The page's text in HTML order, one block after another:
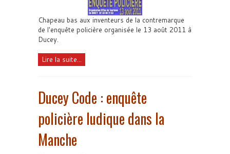
Chapeau bas aux inventeurs de la contremarque
de l'enquête policière organisée le 13 août 2011 à
Ducey.
Lire la suite...
Ducey Code : enquête
policière ludique dans la
Manche